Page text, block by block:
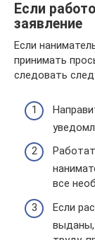
Если
заявление
Если
принимать
следовать
все
Если
выданы,